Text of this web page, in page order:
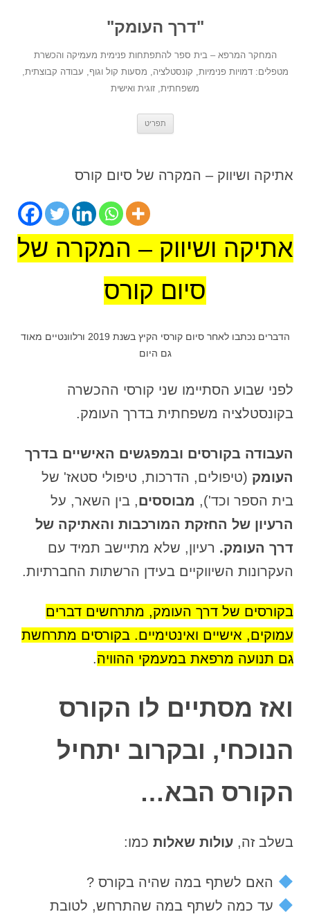
"דרך העומק"
המחקר המרפא – בית ספר להתפתחות פנימית מעמיקה והכשרת
מטפלים: דמויות פנימיות, קונסטלציה, מסעות קול וגוף, עבודה קבוצתית,
משפחתית, זוגית ואישית
תפריט
אתיקה ושיווק – המקרה של סיום קורס
אתיקה ושיווק – המקרה של
סיום קורס
הדברים נכתבו לאחר סיום קורסי הקיץ בשנת 2019 ורלוונטיים מאוד
גם היום
לפני שבוע הסתיימו שני קורסי ההכשרה
בקונסטלציה משפחתית בדרך העומק.
העבודה בקורסים ובמפגשים האישיים בדרך
העומק (טיפולים, הדרכות, טיפולי סטאז' של
בית הספר וכד'), מבוססים, בין השאר, על
הרעיון של החזקת המורכבות והאתיקה של
דרך העומק. רעיון, שלא מתיישב תמיד עם
העקרונות השיווקיים בעידן הרשתות החברתיות.
בקורסים של דרך העומק, מתרחשים דברים
עמוקים, אישיים ואינטימיים. בקורסים מתרחשת
גם תנועה מרפאת במעמקי ההוויה.
ואז מסתיים לו הקורס
הנוכחי, ובקרוב יתחיל
הקורס הבא…
בשלב זה, עולות שאלות כמו:
האם לשתף במה שהיה בקורס ?
עד כמה לשתף במה שהתרחש, לטובת